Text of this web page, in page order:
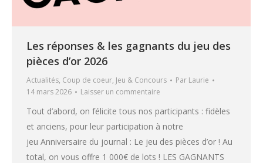
Les réponses & les gagnants du jeu des
pièces d’or 2026
Actualités, Coup de coeur, Jeu & Concours Par Laurie
14 mars 2026
Laisser un commentaire
Tout d’abord, on félicite tous nos participants : fidèles
et anciens, pour leur participation à notre
jeu Anniversaire du journal : Le jeu des pièces d’or ! Au
total, on vous offre 1 000€ de lots ! LES GAGNANTS